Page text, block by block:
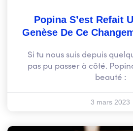
Popina S’est Refait
Genèse De Ce
Si tu nous suis depuis
pas pu passer à côté.
beauté :
3 mars 2023